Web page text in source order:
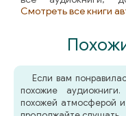
Смотреть все книги
Если вам
похожие
похожей атмосферой